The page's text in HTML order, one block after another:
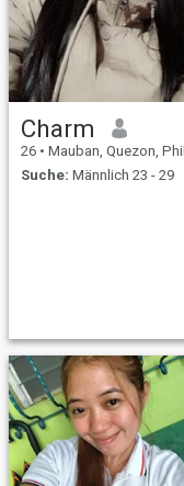
Charm
26 • Mauban, Quezon,
Suche: Männlich 23 - 29